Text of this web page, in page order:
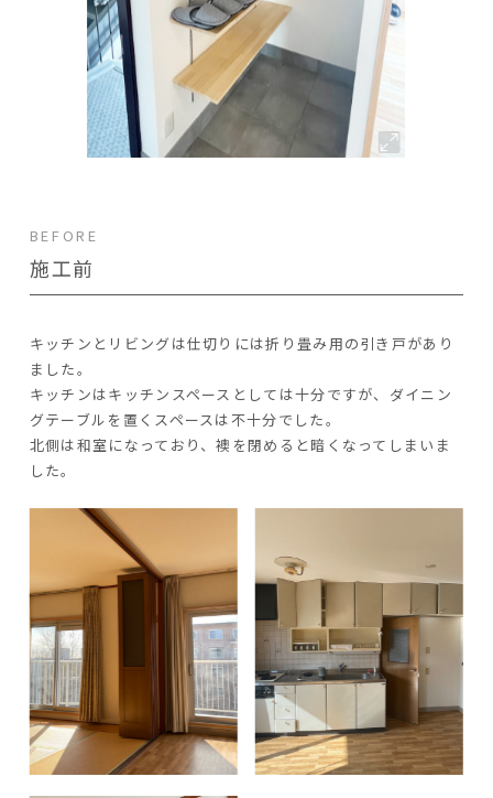
BEFORE
施工前
キッチンとリビングは仕切りには折り畳み用の引き戸があり
ました。
キッチンはキッチンスペースとしては十分ですが、ダイニン
グテーブルを置くスペースは不十分でした。
北側は和室になっており、襖を閉めると暗くなってしまいま
した。